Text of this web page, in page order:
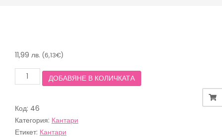
11,99 лв. (6,13€)
количество
за
BENZER
BR-
504-
ДОБАВЯНЕ В КОЛИЧКАТА
Код: 46
Категория: Кантари
Етикет: Кантари